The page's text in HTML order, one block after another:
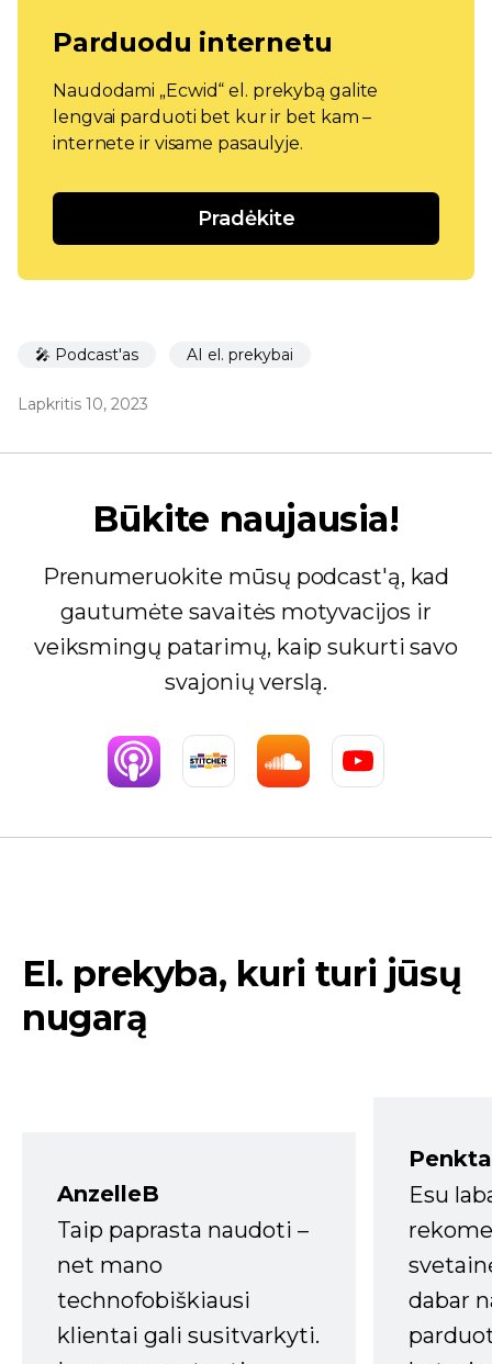
Parduodu internetu
Naudodami „Ecwid“ el. prekybą galite
lengvai parduoti bet kur ir bet kam –
internete ir visame pasaulyje.
Pradėkite
🎤 Podcast'as AI el. prekybai
Lapkritis 10, 2023
Būkite naujausia!
Prenumeruokite mūsų podcast'ą, kad
gautumėte savaitės motyvacijos ir
veiksmingų patarimų, kaip sukurti savo
svajonių verslą.
El. prekyba, kuri turi jūsų
nugarą
AnzelleB
Taip paprasta naudoti –
net mano
technofobiškiausi
klientai gali susitvarkyti.
Esu
dabar